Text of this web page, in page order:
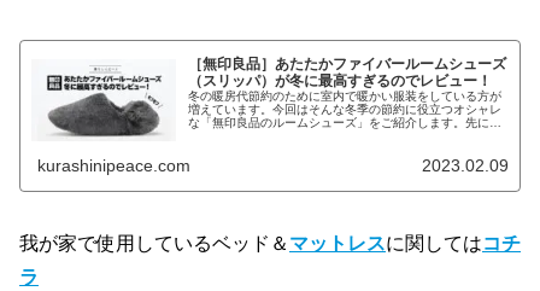
［無印良品］あたたかファイバールームシューズ
（スリッパ）が冬に最高すぎるのでレビュー！
冬の暖房代節約のために室内で暖かい服装をしている方が
増えています。今回はそんな冬季の節約に役立つオシャレ
な「無印良品のルームシューズ」をご紹介します。先に申
kurashinipeace.com 2023.02.09
我が家で使用しているベッド＆ マットレスに関してはコチ
ラ